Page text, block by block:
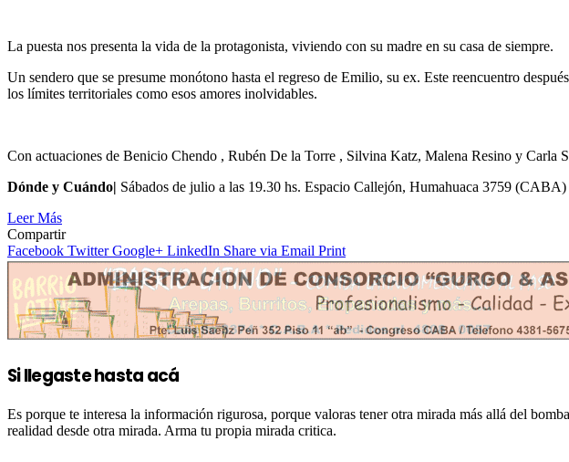
La puesta nos presenta la vida de la protagonista, viviendo con su madre en su casa de siempre.
Un sendero que se presume monótono hasta el regreso de Emilio, su ex. Este reencuentro
los límites territoriales como esos amores inolvidables.
Con actuaciones de Benicio Chendo , Rubén De la Torre , Silvina Katz, Malena Resino y Carla
Dónde y Cuándo| Sábados de julio a las 19.30 hs. Espacio Callejón, Humahuaca 3759 (CABA)
Leer Más
Compartir
Facebook Twitter Google+ LinkedIn Share via Email Print
Si llegaste hasta acá
Es porque te interesa la información rigurosa, porque valoras tener otra mirada más allá del
realidad desde otra mirada. Arma tu propia mirada critica.